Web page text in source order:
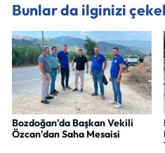
Bunlar da ilginizi
Bozdoğan'da Başkan Vekili
Özcan'dan Saha Mesaisi